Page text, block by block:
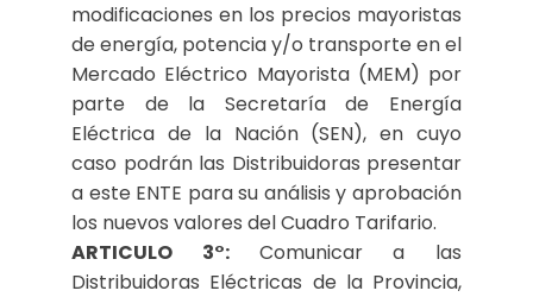
modificaciones en los precios mayoristas
de energía, potencia y/o transporte en el
Mercado Eléctrico Mayorista (MEM) por
parte de la Secretaría de Energía
Eléctrica de la Nación (SEN), en cuyo
caso podrán las Distribuidoras presentar
a este ENTE para su análisis y aprobación
los nuevos valores del Cuadro Tarifario.
ARTICULO 3°: Comunicar a las
Distribuidoras Eléctricas de la Provincia,